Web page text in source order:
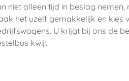
niet alleen tijd in beslag
het uzelf gemakkelijk en kies
U krijgt bij ons de
kwijt.